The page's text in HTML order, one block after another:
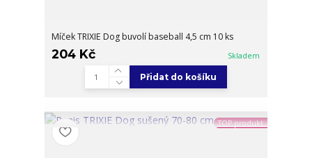
Míček TRIXIE Dog buvolí baseball 4,5 cm 10 ks
204 Kč Skladem
Přidat do košíku
TOP produkt